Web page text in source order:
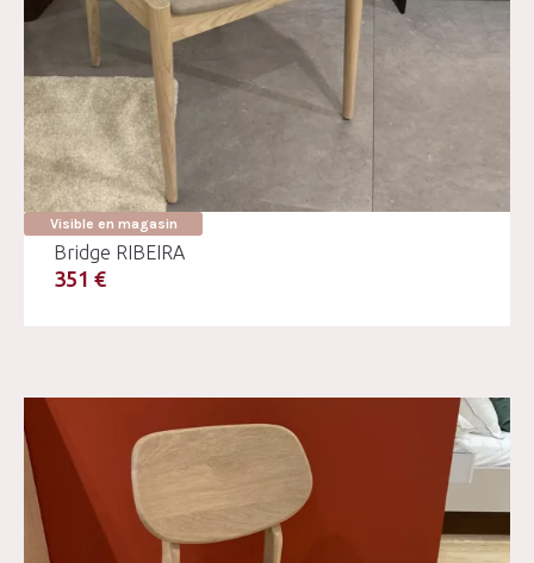
Visible en magasin
Bridge RIBEIRA
351 €